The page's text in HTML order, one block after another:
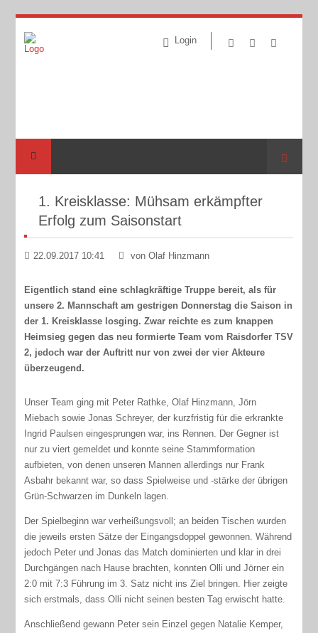
Login
Suche
1. Kreisklasse: Mühsam erkämpfter
Erfolg zum Saisonstart
22.09.2017 10:41 von Olaf Hinzmann
Eigentlich stand eine schlagkräftige Truppe bereit, als für
unsere 2. Mannschaft am gestrigen Donnerstag die Saison in
der 1. Kreisklasse losging. Zwar reichte es zum knappen
Heimsieg gegen das neu formierte Team vom Raisdorfer TSV
2, jedoch war der Auftritt nur von zwei der vier Akteure
überzeugend.
Unser Team ging mit Peter Rathke, Olaf Hinzmann, Jörn
Miebach sowie Jonas Schreyer, der kurzfristig für die erkrankte
Ingrid Paulsen eingesprungen war, ins Rennen. Der Gegner ist
nur zu viert gemeldet und konnte seine Stammformation
aufbieten, von denen unseren Mannen allerdings nur Frank
Asbahr bekannt war, so dass Spielweise und -stärke der übrigen
Grün-Schwarzen im Dunkeln lagen.
Der Spielbeginn war verheißungsvoll; an beiden Tischen wurden
die jeweils ersten Sätze der Eingangsdoppel gewonnen. Während
jedoch Peter und Jonas das Match dominierten und klar in drei
Durchgängen nach Hause brachten, konnten Olli und Jörner ein
2:0 mit 7:3 Führung im 3. Satz nicht ins Ziel bringen. Hier zeigte
sich erstmals, dass Olli nicht seinen besten Tag erwischt hatte.
Anschließend gewann Peter sein Einzel gegen Natalie Kemper,